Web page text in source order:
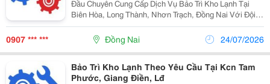
Đầu Chuyên Cung Cấp Dịch Vụ Bảo Trì Kho Lạnh Tại
Biên Hòa, Long Thành, Nhơn Trạch, Đồng Nai Với Đội
Ngũ Kỹ Thuật Viên Giàu Kinh Nghiệm, Giá Cả Cạnh
Tranh Và Chế Độ Bảo Hành Dài Hạn. Tại Sửa...
0907 *** *** Đồng Nai 24/07/2026
Bảo Trì Kho Lạnh Theo Yêu Cầu Tại Kcn Tam
Phước, Giang Điền, Lđ